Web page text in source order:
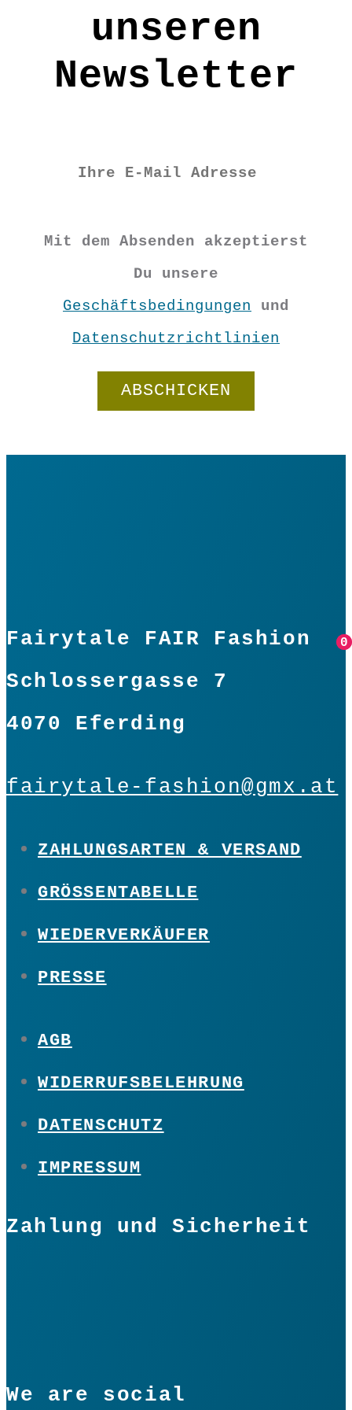
0
0
unseren
Newsletter
Mit dem Absenden akzeptierst
Du unsere
Geschäftsbedingungen und
Datenschutzrichtlinien
Fairytale FAIR Fashion
Schlossergasse 7
4070 Eferding
fairytale-fashion@gmx.at
ZAHLUNGSARTEN & VERSAND
GRÖSSENTABELLE
WIEDERVERKÄUFER
PRESSE
AGB
WIDERRUFSBELEHRUNG
DATENSCHUTZ
IMPRESSUM
Zahlung und Sicherheit
We are social